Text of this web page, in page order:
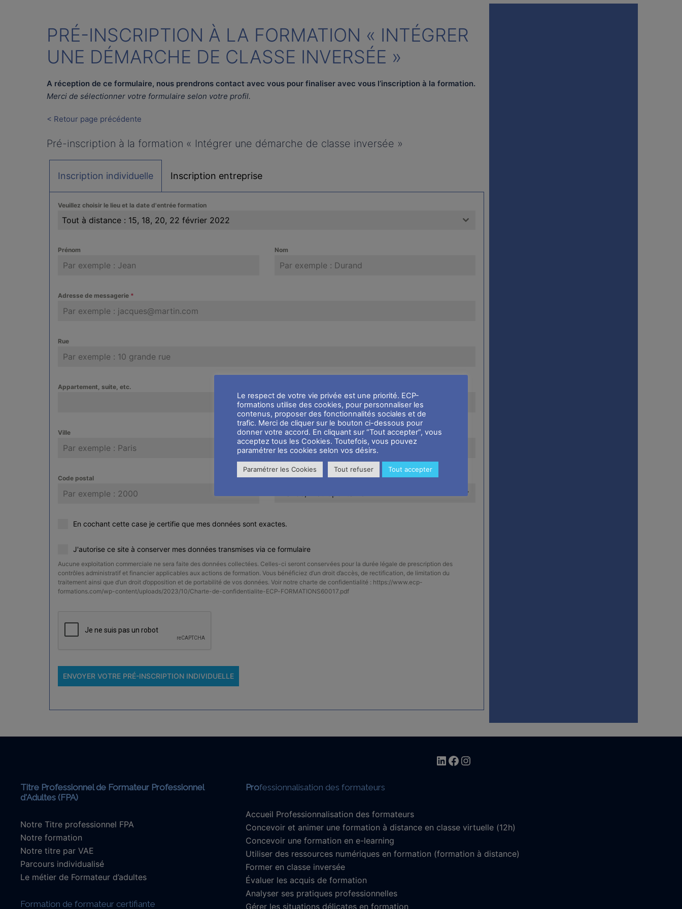
PRÉ-INSCRIPTION À LA FORMATION « INTÉGRER
UNE DÉMARCHE DE CLASSE INVERSÉE »
A réception de ce formulaire, nous prendrons contact avec vous pour finaliser avec vous l’inscription à la formation.
Merci de sélectionner votre formulaire selon votre profil.
< Retour page précédente
Pré-inscription à la formation « Intégrer une démarche de classe inversée »
Inscription individuelle Inscription entreprise
Veuillez choisir le lieu et la date d'entrée formation
Tout à distance : 15, 18, 20, 22 février 2022
Prénom Nom
Adresse de messagerie *
Rue
Appartement, suite, etc.
Ville
Code postal Pays
En cochant cette case je certifie que mes données sont exactes.
J'autorise ce site à conserver mes données transmises via ce formulaire
Aucune exploitation commerciale ne sera faite des données collectées. Celles-ci seront conservées pour la durée légale de prescription des
contrôles administratif et financier applicables aux actions de formation. Vous bénéficiez d’un droit d’accès, de rectification, de limitation du
traitement ainsi que d’un droit d’opposition et de portabilité de vos données. Voir notre charte de confidentialité : https://www.ecp-
formations.com/wp-content/uploads/2023/10/Charte-de-confidentialite-ECP-FORMATIONS60017.pdf
ENVOYER VOTRE PRÉ-INSCRIPTION INDIVIDUELLE
Titre Professionnel de Formateur Professionnel
d'Adultes (FPA)
Notre Titre professionnel FPA
Notre formation
Notre titre par VAE
Parcours individualisé
Le métier de Formateur d’adultes
Formation de formateur certifiante
Linkedin
Facebook
Instagram
Professionnalisation des formateurs
Accueil Professionnalisation des formateurs
Concevoir et animer une formation à distance en classe virtuelle (12h)
Concevoir une formation en e-learning
Utiliser des ressources numériques en formation (formation à distance)
Former en classe inversée
Évaluer les acquis de formation
Analyser ses pratiques professionnelles
Gérer les situations délicates en formation
Le respect de votre vie privée est une priorité. ECP-
formations utilise des cookies, pour personnaliser les
contenus, proposer des fonctionnalités sociales et de
trafic. Merci de cliquer sur le bouton ci-dessous pour
donner votre accord. En cliquant sur “Tout accepter”, vous
acceptez tous les Cookies. Toutefois, vous pouvez
paramétrer les cookies selon vos désirs.
Paramétrer les Cookies Tout refuser Tout accepter